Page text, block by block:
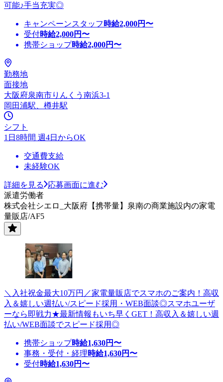
可能♪手当充実◎
キャンペーンスタッフ 時給2,000円〜
受付時給2,000円〜
携帯ショップ時給2,000円〜
勤務地
面接地
大阪府泉南市りんくう南浜3-1
岡田浦駅、樽井駅
シフト
1日8時間 週4日からOK
交通費支給
未経験OK
詳細を見る
応募画面に進む
派遣労働者
株式会社シエロ_大阪府【携帯量】泉南の商業施設内の家電
量販店/AF5
＼入社祝金最大10万円／家電量販店でスマホのご案内！高収
入＆嬉しい週払い/スピード採用・WEB面談◎スマホユーザ
ーなら即戦力★最新情報もいち早くGET！高収入＆嬉しい週
払い/WEB面談でスピード採用◎
携帯ショップ時給1,630円〜
事務・受付・経理時給1,630円〜
受付時給1,630円〜